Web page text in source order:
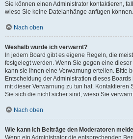
Sie können einen Administrator kontaktieren,
wieso Sie keine Dateianhänge anfügen können.
Nach oben
Weshalb wurde ich verwarnt?
In jedem Board gibt es eigene Regeln, die
festgelegt werden. Wenn Sie gegen eine
kann sie Ihnen eine Verwarnung erteilen. Bitte
Entscheidung der Administration dieses
mit dieser Verwarnung zu tun hat. Kontaktieren
Sie sich die nicht sicher sind, wieso Sie
Nach oben
Wie kann ich Beiträge den Moderatoren
Wenn ein Administrator die entsprechenden